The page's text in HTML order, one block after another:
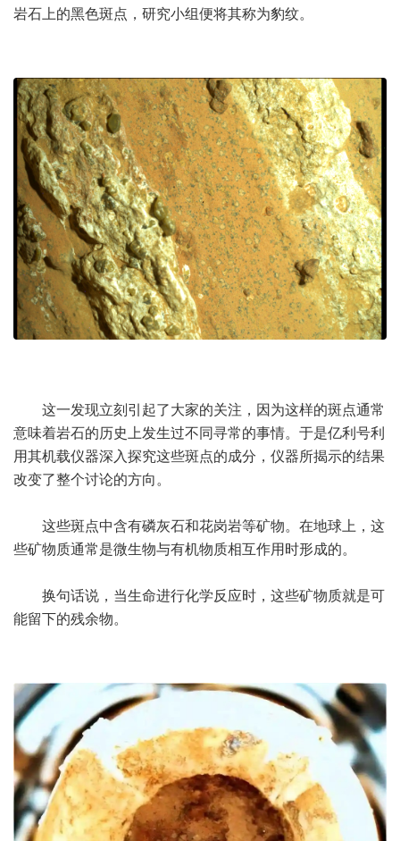
岩石上的黑色斑点，研究小组便将其称为豹纹。
这一发现立刻引起了大家的关注，因为这样的斑点通常
意味着岩石的历史上发生过不同寻常的事情。于是亿利号利
用其机载仪器深入探究这些斑点的成分，仪器所揭示的结果
改变了整个讨论的方向。
这些斑点中含有磷灰石和花岗岩等矿物。在地球上，这
些矿物质通常是微生物与有机物质相互作用时形成的。
换句话说，当生命进行化学反应时，这些矿物质就是可
能留下的残余物。